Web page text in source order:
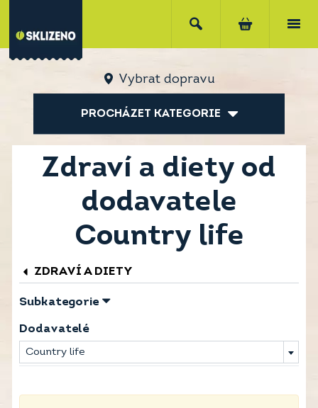
Vybrat dopravu
PROCHÁZET KATEGORIE
Zdraví a diety od
dodavatele
Country life
ZDRAVÍ A DIETY
Subkategorie
Dodavatelé
Country life